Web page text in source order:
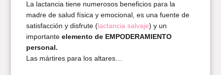
La lactancia tiene numerosos beneficios para la
madre de salud física y emocional, es una fuente de
satisfacción y disfrute (lactancia salvaje) y un
importante elemento de EMPODERAMIENTO
personal.
Las mártires para los altares…